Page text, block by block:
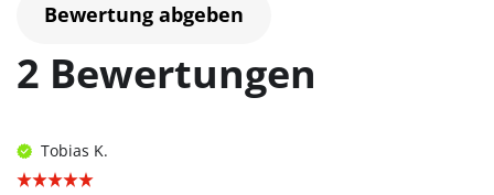
Bewertung abgeben
2 Bewertungen
Tobias K.